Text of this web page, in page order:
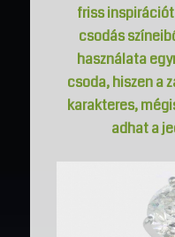
friss
csodás
használata
csoda, hiszen a
karakteres,
adhat a